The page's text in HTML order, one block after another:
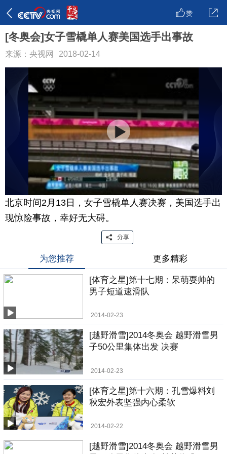
赞
[冬奥会]女子雪橇单人赛美国选手出事故
来源：央视网 2018-02-14
北京时间2月13日，女子雪橇单人赛决赛，美国选手出
现惊险事故，幸好无大碍。
分享
为您推荐 更多精彩
[体育之星]第十七期：呆萌耍帅的
男子短道速滑队
2014-02-23
[越野滑雪]2014冬奥会 越野滑雪男
子50公里集体出发 决赛
2014-02-23
[体育之星]第十六期：孔雪爆料刘
秋宏外表坚强内心柔软
2014-02-22
[越野滑雪]2014冬奥会 越野滑雪男